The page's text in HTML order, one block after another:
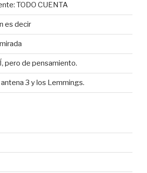
TODO CUENTA
es decir
pero de pensamiento.
3 y los Lemmings.